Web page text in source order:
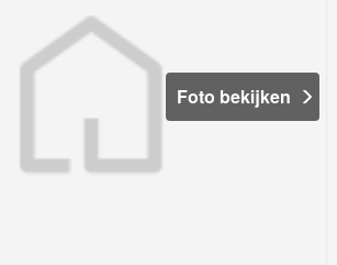
Foto bekijken